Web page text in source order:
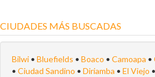
CIUDADES MÁS BUSCADAS
Bilwi • Bluefields • Boaco • Camoapa •
• Ciudad Sandino • Diriamba • El Viejo •